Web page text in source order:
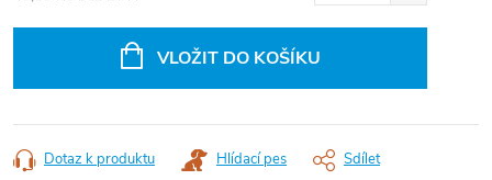
VLOŽIT DO KOŠÍKU
Dotaz k produktu Hlídací pes Sdílet